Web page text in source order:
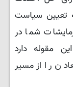
تعیین سیاست
شما در
از این مقوله دارد
را از مسیر